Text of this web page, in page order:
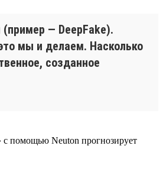
(пример — DeepFake).
мы и делаем. Насколько
созданное
помощью Neuton прогнозирует